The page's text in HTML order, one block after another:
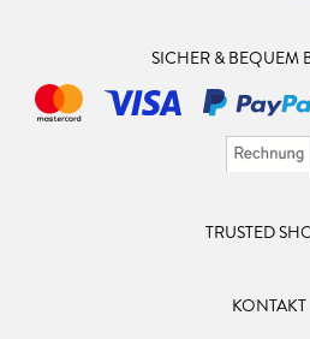
SICHER & BEQUEM
TRUSTED
KONTAKT